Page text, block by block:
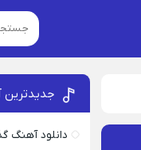
دانلود آهنگ